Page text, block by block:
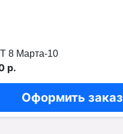
8 Марта-10
р.
Оформить заказ